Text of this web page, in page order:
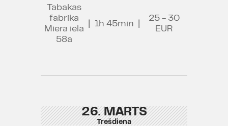
Tabakas
fabrika
Miera iela
58a
1h 45min
25 - 30
EUR
26. MARTS
Trešdiena